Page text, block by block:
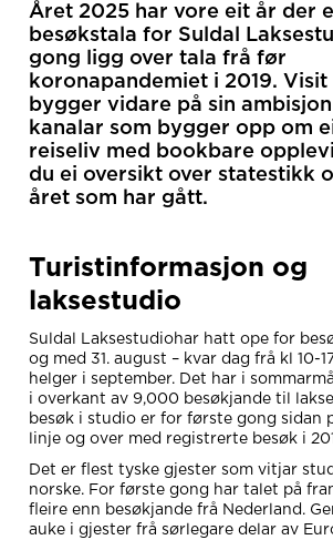
Året 2025 har vore eit år der
besøkstala for Suldal
gong ligg over tala frå før
koronapandemiet i 2019. Visit
bygger vidare på sin
kanalar som bygger opp om
reiseliv med bookbare
du ei oversikt over statestikk
året som har gått.
Turistinformasjon og
laksestudio
Suldal Laksestudiohar hatt ope for
og med 31. august – kvar dag frå kl 10-
helger i september. Det har i
i overkant av 9,000 besøkjande til
besøk i studio er for første gong sidan
linje og over med registrerte besøk i
Det er flest tyske gjester som vitjar
norske. For første gong har talet på
fleire enn besøkjande frå Nederland.
auke i gjester frå sørlegare delar av